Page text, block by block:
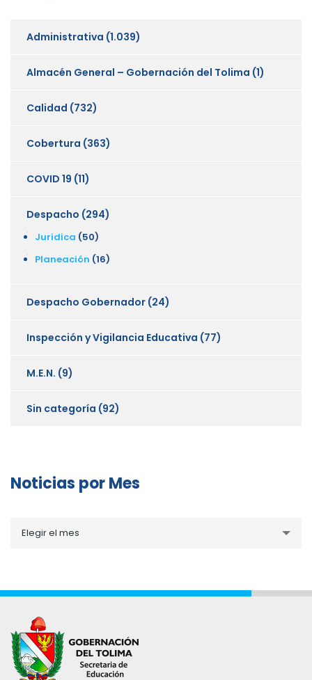
Administrativa (1.039)
Almacén General – Gobernación del Tolima (1)
Calidad (732)
Cobertura (363)
COVID 19 (11)
Despacho (294)
Juridica (50)
Planeación (16)
Despacho Gobernador (24)
Inspección y Vigilancia Educativa (77)
M.E.N. (9)
Sin categoría (92)
Noticias por Mes
porElegir el mes